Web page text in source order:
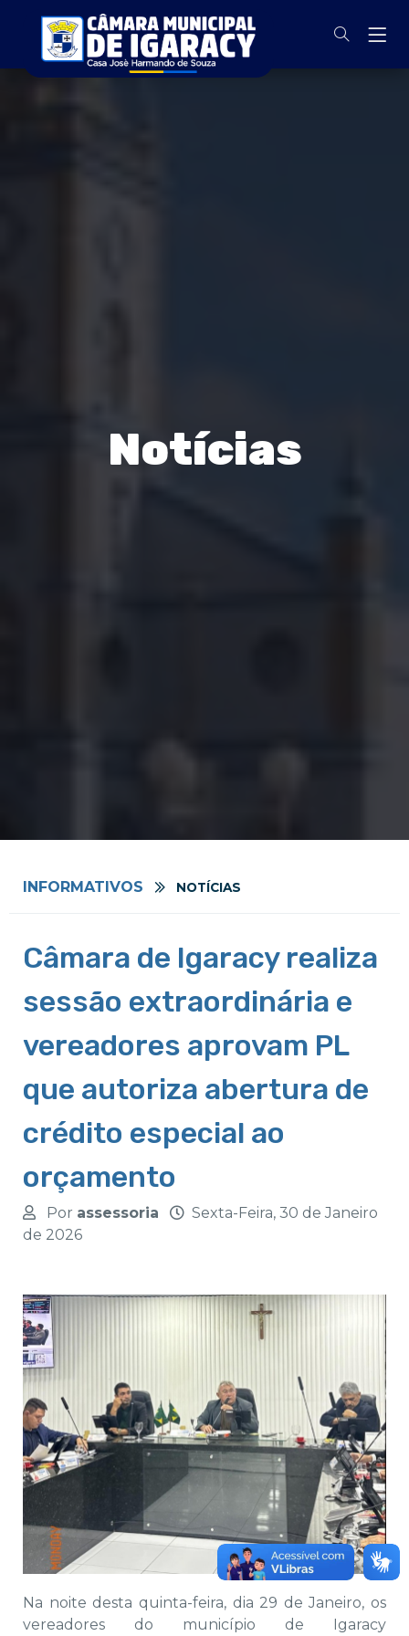
Notícias
INFORMATIVOS NOTÍCIAS
Câmara de Igaracy realiza
sessão extraordinária e
vereadores aprovam PL
que autoriza abertura de
crédito especial ao
orçamento
Por assessoria
Sexta-Feira, 30 de Janeiro
de 2026
Na noite desta quinta-feira, dia 29 de Janeiro, os
vereadores do município de Igaracy